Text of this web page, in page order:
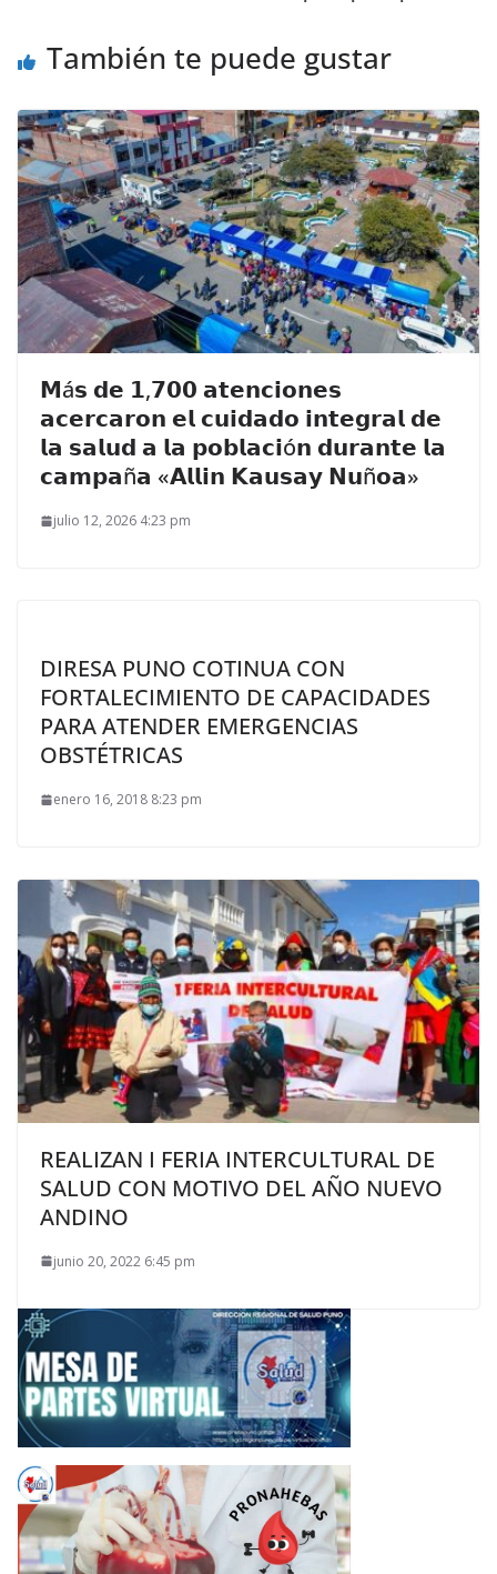
También te puede gustar
𝗠á𝘀 𝗱𝗲 𝟭,𝟳𝟬𝟬 𝗮𝘁𝗲𝗻𝗰𝗶𝗼𝗻𝗲𝘀
𝗮𝗰𝗲𝗿𝗰𝗮𝗿𝗼𝗻 𝗲𝗹 𝗰𝘂𝗶𝗱𝗮𝗱𝗼 𝗶𝗻𝘁𝗲𝗴𝗿𝗮𝗹 𝗱𝗲
𝗹𝗮 𝘀𝗮𝗹𝘂𝗱 𝗮 𝗹𝗮 𝗽𝗼𝗯𝗹𝗮𝗰𝗶ó𝗻 𝗱𝘂𝗿𝗮𝗻𝘁𝗲 𝗹𝗮
𝗰𝗮𝗺𝗽𝗮ñ𝗮 «𝗔𝗹𝗹𝗶𝗻 𝗞𝗮𝘂𝘀𝗮𝘆 𝗡𝘂ñ𝗼𝗮»
julio 12, 2026 4:23 pm
DIRESA PUNO COTINUA CON
FORTALECIMIENTO DE CAPACIDADES
PARA ATENDER EMERGENCIAS
OBSTÉTRICAS
enero 16, 2018 8:23 pm
REALIZAN I FERIA INTERCULTURAL DE
SALUD CON MOTIVO DEL AÑO NUEVO
ANDINO
junio 20, 2022 6:45 pm